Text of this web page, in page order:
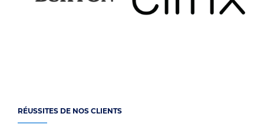
RÉUSSITES DE NOS CLIENTS